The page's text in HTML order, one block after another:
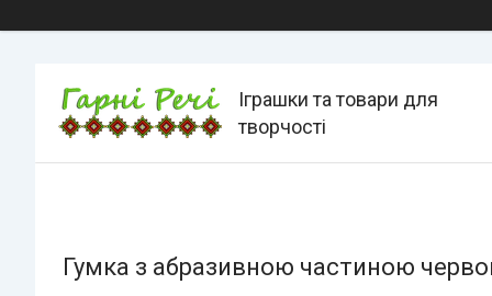
Іграшки та товари для
творчості
Гумка з абразивною частиною